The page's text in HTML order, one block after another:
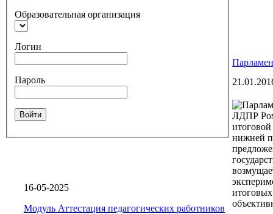
Образовательная организация
Логин
Пароль
Войти
16-05-2025
Модуль Аттестация педагогических работников
ЛДПР
нижней